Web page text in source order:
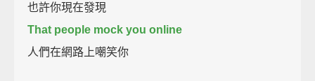
也許你現在發現
That people mock you online
人們在網路上嘲笑你